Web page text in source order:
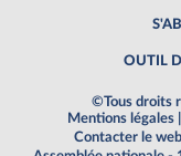
OUTIL
©Tous droits
Mentions légales
Contacter le